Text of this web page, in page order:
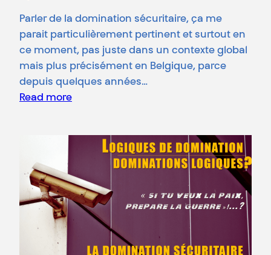
Parler de la domination sécuritaire, ça me
parait particulièrement pertinent et surtout en
ce moment, pas juste dans un contexte global
mais plus précisément en Belgique, parce
depuis quelques années…
Read more